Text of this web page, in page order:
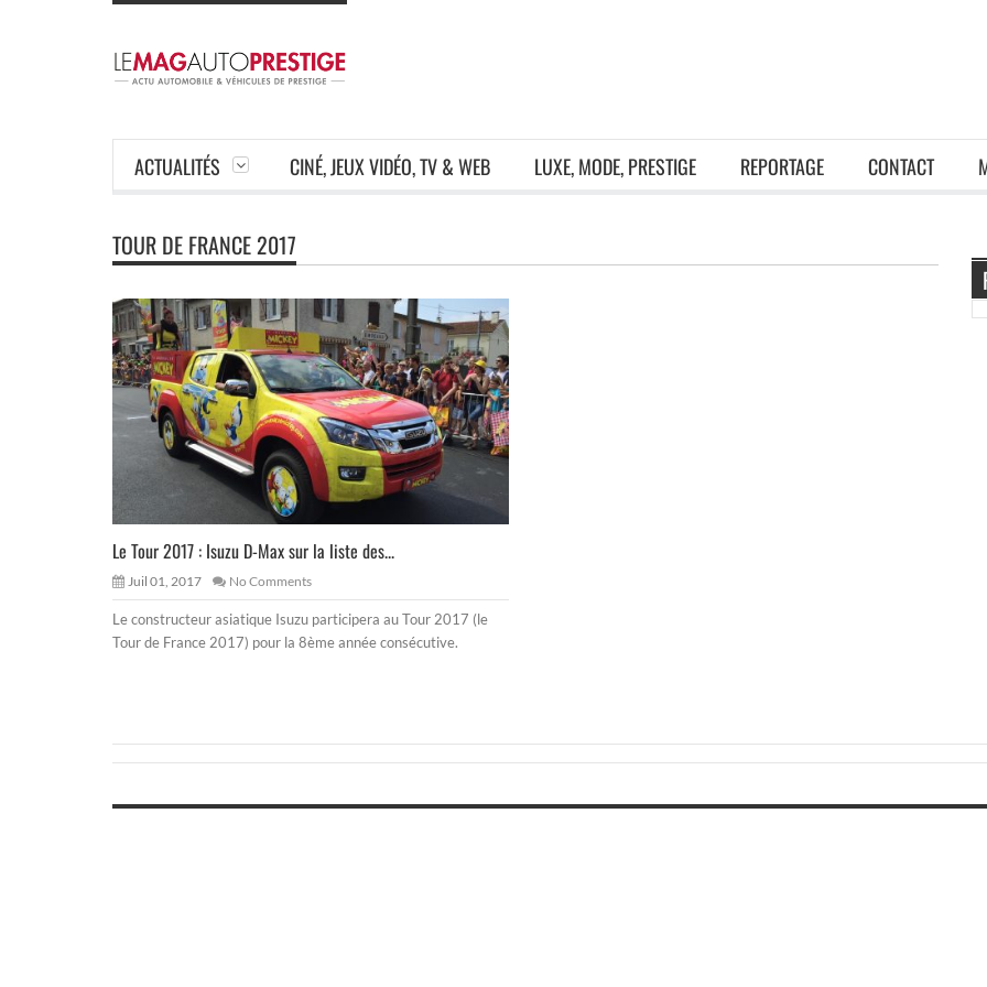
ACTUALITÉS CINÉ, JEUX VIDÉO, TV & WEB LUXE, MODE, PRESTIGE REPORTAGE CONTACT
TOUR DE FRANCE 2017
Le Tour 2017 : Isuzu D-Max sur la liste des...
Juil 01, 2017 No Comments
Le constructeur asiatique Isuzu participera au Tour 2017 (le
Tour de France 2017) pour la 8ème année consécutive.